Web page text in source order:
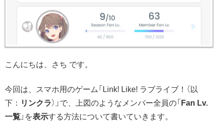
こんにちは、さち です。
今回は、スマホ用のゲーム「Link! Like! ラブライブ！（以
下： リンクラ ）」で、上図のようなメンバー全員の「 Fan Lv.
一覧 」を表示する方法について書いていきます。